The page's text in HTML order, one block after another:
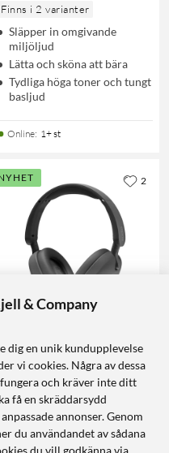
Finns i 2 varianter
Släpper in omgivande
miljöljud
Lätta och sköna att bära
Tydliga höga toner och tungt
basljud
Online: 1+ st
Sudio
trådlösa over-ear-
hörlurar Svart
5.0 (1)
:-
Finns i 2 varianter
2
& Company
dig en unik kundupplevelse
vi cookies. Några av dessa
och kräver inte ditt
få en skräddarsydd
annonser. Genom
du användandet av sådana
du vill godkänna via